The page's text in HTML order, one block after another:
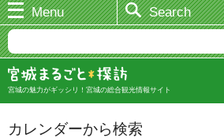
Menu Search
宮城の魅力がギッシリ！宮城の総合観光情報サイト
カレンダーから検索